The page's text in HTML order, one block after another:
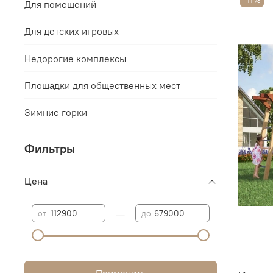
Для помещений
Для детских игровых
Недорогие комплексы
Площадки для общественных мест
Зимние горки
Фильтры
Цена
от до